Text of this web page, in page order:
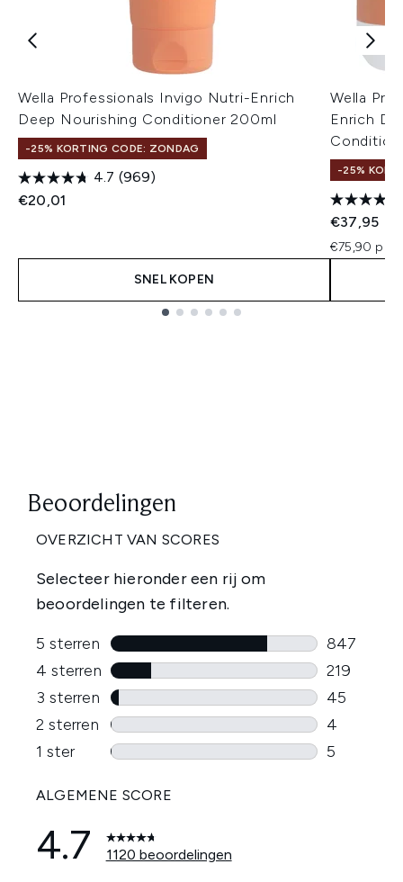
Wella Professionals Invigo Nutri-Enrich
Deep Nourishing Conditioner 200ml
-25% KORTING CODE: ZONDAG
4.7 (969)
€20,01
SNEL KOPEN
Wella
Enrich
-25%
€37,95
€75,90 per